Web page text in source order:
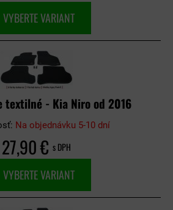
VYBERTE VARIANT
textilné - Kia Niro od 2016
Na objednávku 5-10 dní
27,90 € s DPH
VYBERTE VARIANT